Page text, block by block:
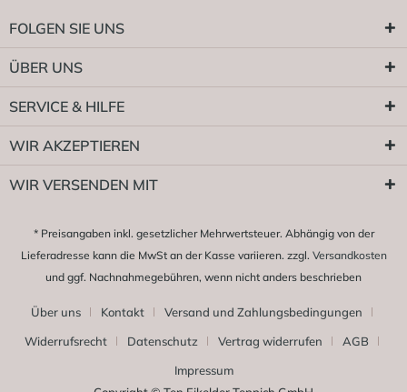
FOLGEN SIE UNS
ÜBER UNS
SERVICE & HILFE
WIR AKZEPTIEREN
WIR VERSENDEN MIT
* Preisangaben inkl. gesetzlicher Mehrwertsteuer. Abhängig von der
Lieferadresse kann die MwSt an der Kasse variieren. zzgl. Versandkosten
und ggf. Nachnahmegebühren, wenn nicht anders beschrieben
Über uns Kontakt
Versand und Zahlungsbedingungen
Widerrufsrecht
Datenschutz Vertrag widerrufen
AGB
Impressum